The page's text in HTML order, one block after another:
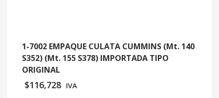
1-7002 EMPAQUE CULATA CUMMINS (Mt. 140
S352) (Mt. 155 S378) IMPORTADA TIPO
ORIGINAL
$116,728 IVA